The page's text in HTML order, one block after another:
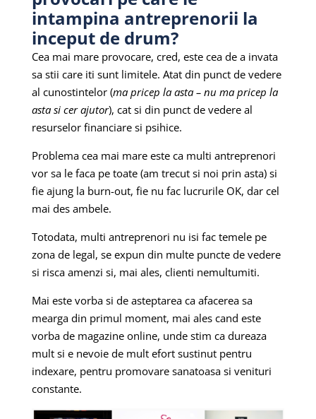
intampina antreprenorii la
inceput de drum?
Cea mai mare provocare, cred, este cea de a invata
sa stii care iti sunt limitele. Atat din punct de vedere
al cunostintelor (ma pricep la asta – nu ma pricep la
asta si cer ajutor), cat si din punct de vedere al
resurselor financiare si psihice.
Problema cea mai mare este ca multi antreprenori
vor sa le faca pe toate (am trecut si noi prin asta) si
fie ajung la burn-out, fie nu fac lucrurile OK, dar cel
mai des ambele.
Totodata, multi antreprenori nu isi fac temele pe
zona de legal, se expun din multe puncte de vedere
si risca amenzi si, mai ales, clienti nemultumiti.
Mai este vorba si de asteptarea ca afacerea sa
mearga din primul moment, mai ales cand este
vorba de magazine online, unde stim ca dureaza
mult si e nevoie de mult efort sustinut pentru
indexare, pentru promovare sanatoasa si venituri
constante.